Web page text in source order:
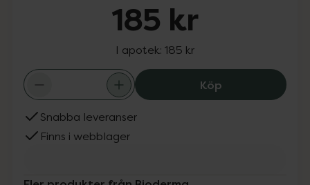
185 kr
I apotek: 185 kr
KöpBioderma
Snabba leveranser
Finns i webblager